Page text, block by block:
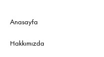
Anasayfa
Hakkımızda